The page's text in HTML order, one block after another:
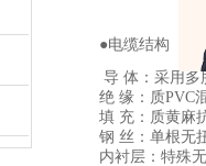
●电缆结构
导 体：采用多
绝 缘：质PVC混
填 充：质黄麻
钢 丝：单根无扭
内衬层：特殊无